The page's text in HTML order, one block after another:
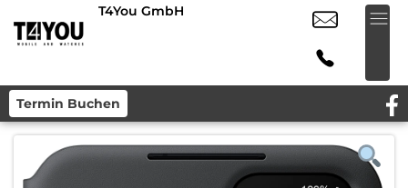
T4You GmbH
Termin Buchen